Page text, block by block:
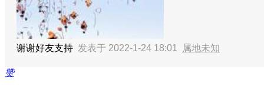
谢谢好友支持 发表于 2022-1-24 18:01 属地未知
赞